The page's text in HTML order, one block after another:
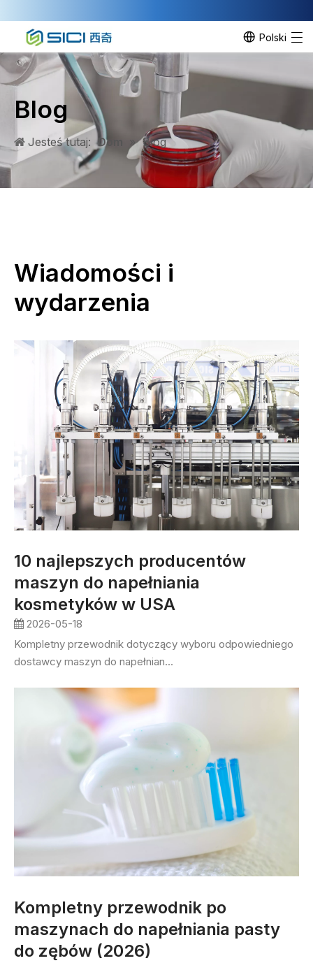
Polski
Blog
Jesteś tutaj: Dom » Blog
Wiadomości i
wydarzenia
10 najlepszych producentów
maszyn do napełniania
kosmetyków w USA
2026-05-18
Kompletny przewodnik dotyczący wyboru odpowiedniego
dostawcy maszyn do napełnian...
Kompletny przewodnik po
maszynach do napełniania pasty
do zębów (2026)